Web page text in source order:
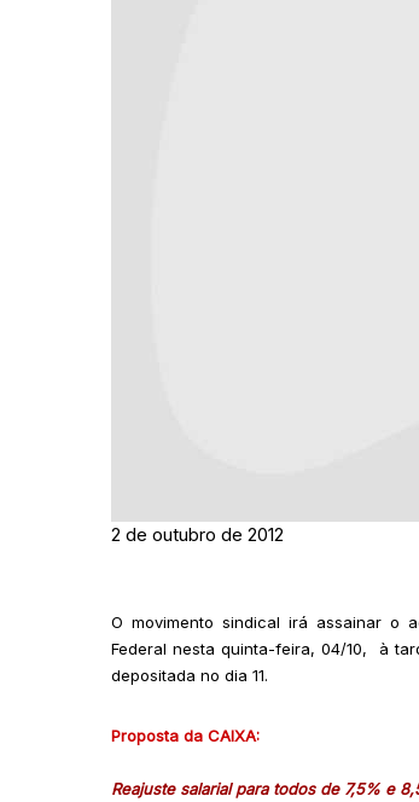
2 de outubro de 2012
O movimento sindical irá assainar o
Federal nesta quinta-feira, 04/10, à
depositada no dia 11.
Proposta da CAIXA:
Reajuste salarial para todos de 7,5% e